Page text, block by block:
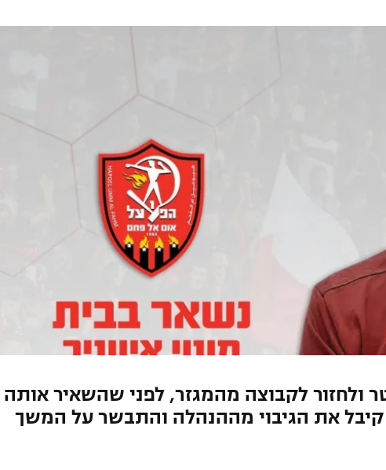
הפועל תל אביב
ליגה סינית
לקבוצה מהמגזר, לפני שהשאיר אותה
את הגיבוי מההנהלה והתבשר על המשך